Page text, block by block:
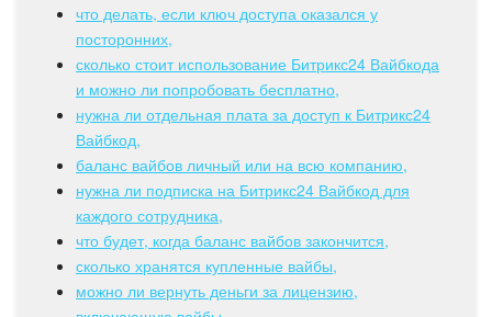
Диск
База знаний
Сайты
Интернет-магазин
Складской учет
Почта
что делать, если ключ доступа оказался у
посторонних,
сколько стоит использование Битрикс24 Вайбкода
и можно ли попробовать бесплатно,
нужна ли отдельная плата за доступ к Битрикс24
Вайбкод,
баланс вайбов личный или на всю компанию,
нужна ли подписка на Битрикс24 Вайбкод для
каждого сотрудника,
что будет, когда баланс вайбов закончится,
сколько хранятся купленные вайбы,
можно ли вернуть деньги за лицензию,